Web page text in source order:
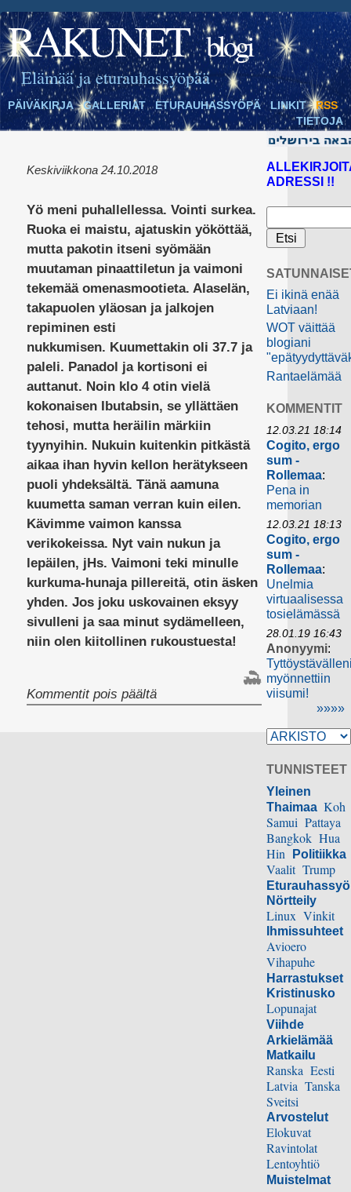
RAKUNET blogi
Elämää ja eturauhassyöpää
PÄIVÄKIRJA GALLERIAT ETURAUHASSYÖPÄ LINKIT
RSS
TIETOJA
Keskiviikkona 24.10.2018
Yö meni puhallellessa. Vointi surkea.
Ruoka ei maistu, ajatuskin yököttää,
mutta pakotin itseni syömään
muutaman pinaattiletun ja vaimoni
tekemää omenasmootieta. Alaselän,
takapuolen yläosan ja jalkojen
repiminen esti
nukkumisen. Kuumettakin oli 37.7 ja
paleli. Panadol ja kortisoni ei
auttanut. Noin klo 4 otin vielä
kokonaisen Ibutabsin, se yllättäen
tehosi, mutta heräilin märkiin
tyynyihin. Nukuin kuitenkin pitkästä
aikaa ihan hyvin kellon herätykseen
puoli yhdeksältä. Tänä aamuna
kuumetta saman verran kuin eilen.
Kävimme vaimon kanssa
verikokeissa. Nyt vain nukun ja
lepäilen, jHs. Vaimoni teki minulle
kurkuma-hunaja pillereitä, otin äsken
yhden. Jos joku uskovainen eksyy
sivulleni ja saa minut sydämelleen,
niin olen kiitollinen rukoustuesta!
Kommentit pois päältäartikkelissa
ADRESSI !!
Ei ikinä enää
Latviaan!
WOT väittää
blogiani
Rantaelämää
KOMMENTIT
12.03.21 18:14
Cogito, ergo
sum -
Rollemaa:
Pena in
memorian
12.03.21 18:13
Cogito, ergo
sum -
Rollemaa:
Unelmia
virtuaalisessa
tosielämässä
28.01.19 16:43
Anonyymi:
myönnettiin
viisumi!
»»»»
TUNNISTEET
Yleinen
Thaimaa Koh
Samui Pattaya
Bangkok Hua
Hin
Politiikka
Vaalit Trump
Nörtteily
Linux Vinkit
Ihmissuhteet
Avioero
Vihapuhe
Harrastukset
Kristinusko
Lopunajat
Viihde
Arkielämää
Matkailu
Ranska Eesti
Latvia Tanska
Sveitsi
Arvostelut
Elokuvat
Ravintolat
Lentoyhtiö
Muistelmat